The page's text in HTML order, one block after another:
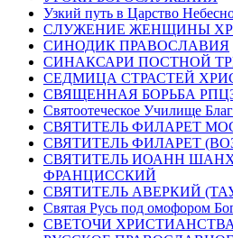
Узкий путь в Царство
СЛУЖЕНИЕ ЖЕНЩИНЫ
СИНОДИК ПРАВОСЛАВИЯ
СИНАКСАРИ ПОСТНОЙ
СЕДМИЦА СТРАСТЕЙ
СВЯЩЕННАЯ БОРЬБА
Святоотеческое Училище
СВЯТИТЕЛЬ ФИЛАРЕТ
СВЯТИТЕЛЬ ФИЛАРЕТ
СВЯТИТЕЛЬ ИОАНН
ФРАНЦИССКИЙ
СВЯТИТЕЛЬ АВЕРКИЙ
Святая Русь под омофором
СВЕТОЧИ ХРИСТИАНСТВА